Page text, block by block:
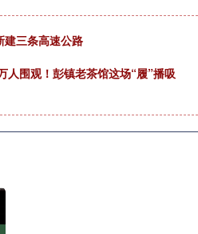
建三条高速公路
人围观！彭镇老茶馆这场“履”播吸